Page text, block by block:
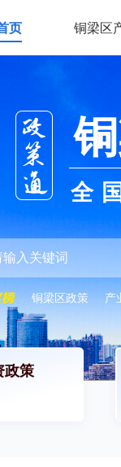
页 铜梁区
全
铜梁区政策 产
政策